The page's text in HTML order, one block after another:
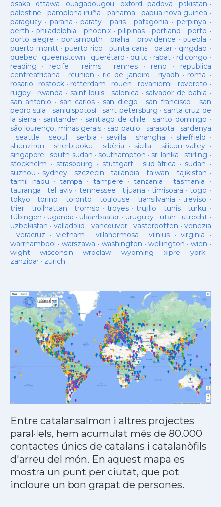
osaka · ottawa · ouagadougou · oxford ·padova ·pakistan ·
palestine · pamplona iruña · panama · papua nova guinea ·
paraguay· parana ·paraty · paris·patagonia · perpinya ·
perth ·philadelphia · phoenix·pilipinas ·portland · porto ·
porto alegre ·portsmouth ·praha · providence ·puebla ·
puerto montt· puerto rico ·punta cana · qatar · qingdao ·
quebec· queenstown · querétaro · quito · rabat · rd congo ·
reading · recife · reims· rennes · reno · republica
centreafricana · reunion · rio de janeiro · riyadh · roma ·
rosario · rostock · rotterdam · rouen · rovaniemi · rovereto ·
rugby· rwanda · saint louis · salonica · salvador de bahia ·
san antonio · san carlos· san diego · san francisco · san
pedro sula · sanluispotosí· sant petersburg · santa cruz de
la sierra · santander · santiago de chile · santo domingo ·
são lourenço, minas gerais · sao paulo · sarasota · sardenya
· seattle · seoul · serbia · sevilla · shanghai · sheffield ·
shenzhen · sherbrooke · sibèria · sicilia · silicon valley ·
singapore · south sudan · southampton · sri lanka · stirling ·
stockholm · strasbourg · stuttgart· sud-âfrica · sudan ·
suzhou · sydney · szczecin ·tailandia ·taiwan · tajikistan ·
tamil nadu ·tampa · tampere · tanzania ·tasmania ·
tauranga ·tel aviv· tennessee ·tijuana ·timisoara ·togo ·
tokyo ·torino ·toronto ·toulouse ·transilvania ·treviso ·
trier· trollhattan · tromso · troyes·trujillo ·tunis ·turku ·
tübingen · uganda · ulaanbaatar · uruguay · utah · utrecht ·
uzbekistan · valladolid · vancouver· vasterbotten · venezia
· veracruz · vietnam · villahermosa ·vilnius ·virginia ·
warrnambool ·warszawa ·washington · wellington · wien ·
wight· wisconsin ·wroclaw · wyoming ·xipre · york·
zanzibar· zurich ·
Entre catalansalmon i altres projectes
paral·lels, hem acumulat més de 80.000
contactes únics de catalans i catalanòfils
d'arreu del món. En aquest mapa es
mostra un punt per ciutat, que pot
incloure un bon grapat de persones.